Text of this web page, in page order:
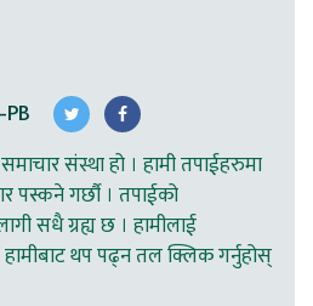
संस्था हो । हामी तपाईहरुमा
पस्कने गर्छौ । तपाईको
सधै ग्रह्य छ । हामीलाई
थप पढ्न तल क्लिक गर्नुहोस्